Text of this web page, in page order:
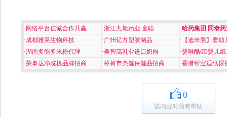
· 网络平台佳诚合作共赢 ·浙江九旭药业 童聪 ·哈药集团 同泰
·成都雅莱生物科技 ·广州亿方塑胶制品 · 【迪米熊】婴幼
·湖南多能多米粉代理 ·美智高乳业进口奶粉 ·婴唯酷6D婴儿
·荣事达净洗机品牌招商 ·樟树市亮健保健品招商 ·香港帮宝适纸尿
0
该内容对我有帮助